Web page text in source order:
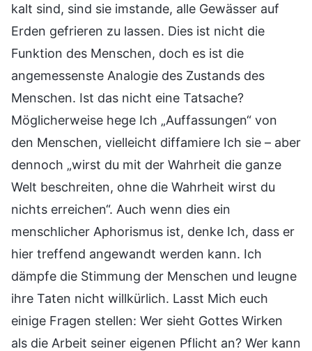
kalt sind, sind sie imstande, alle Gewässer auf
Erden gefrieren zu lassen. Dies ist nicht die
Funktion des Menschen, doch es ist die
angemessenste Analogie des Zustands des
Menschen. Ist das nicht eine Tatsache?
Möglicherweise hege Ich „Auffassungen“ von
den Menschen, vielleicht diffamiere Ich sie – aber
dennoch „wirst du mit der Wahrheit die ganze
Welt beschreiten, ohne die Wahrheit wirst du
nichts erreichen“. Auch wenn dies ein
menschlicher Aphorismus ist, denke Ich, dass er
hier treffend angewandt werden kann. Ich
dämpfe die Stimmung der Menschen und leugne
ihre Taten nicht willkürlich. Lasst Mich euch
einige Fragen stellen: Wer sieht Gottes Wirken
als die Arbeit seiner eigenen Pflicht an? Wer kann